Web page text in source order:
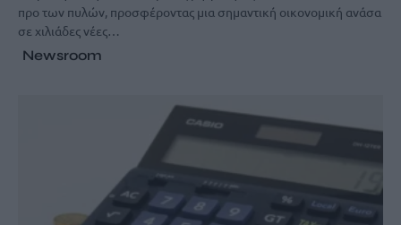
προ των πυλών, προσφέροντας μια σημαντική οικονομική ανάσα
σε χιλιάδες νέες…
Newsroom